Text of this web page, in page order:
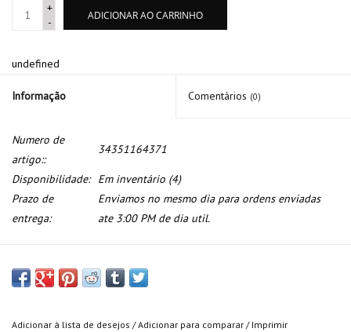
+
-
ADICIONAR AO CARRINHO
undefined
Informação Comentários (0)
Numero de
artigo::
34351164371
Disponibilidade: Em inventário (4)
Prazo de
entrega:
Enviamos no mesmo dia para ordens enviadas
ate 3:00 PM de dia util.
Adicionar à lista de desejos /Adicionar para comparar / Imprimir